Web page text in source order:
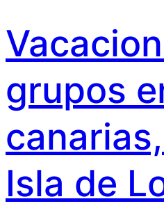
grupos
Isla de